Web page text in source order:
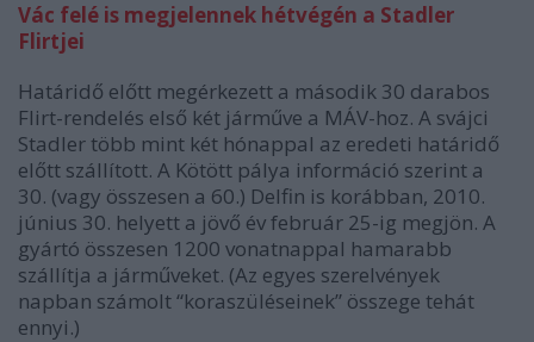
Vác felé is megjelennek hétvégén a Stadler
Flirtjei
Határidő előtt megérkezett a második 30 darabos
Flirt-rendelés első két járműve a MÁV-hoz. A svájci
Stadler több mint két hónappal az eredeti határidő
előtt szállított. A Kötött pálya információ szerint a
30. (vagy összesen a 60.) Delfin is korábban, 2010.
június 30. helyett a jövő év február 25-ig megjön. A
gyártó összesen 1200 vonatnappal hamarabb
szállítja a járműveket. (Az egyes szerelvények
napban számolt “koraszüléseinek” összege tehát
ennyi.)